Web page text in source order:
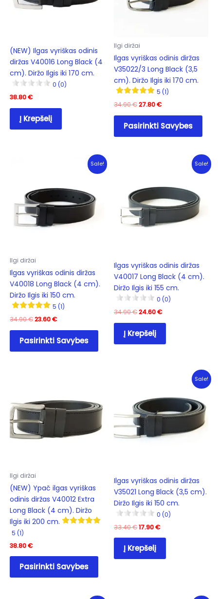
(NEW) Ilgas vyriškas odinis
diržas V40016 Long Black (4
cm). Diržo Ilgis iki 170 cm.
0 (0)
38.80€
Į Krepšelį
Ilgi diržai
Ilgas vyriškas odinis diržas
V35022/3 Long Black (3,5
cm). Diržo Ilgis iki 170 cm.
5 (1)
34.90€Original
34.90 €.
27.80€Current
27.80 €.
Pasirinkti Savybes
This
has
The
Sale!
Ilgi diržai
Ilgas vyriškas odinis diržas
V40018 Long Black (4 cm).
Diržo Ilgis iki 150 cm.
5 (1)
34.90€Original
34.90 €.
23.60€Current
23.60 €.
Pasirinkti Savybes
This
product
has
may
chosen
page
Sale!
Ilgas vyriškas odinis diržas
V40017 Long Black (4 cm).
Diržo Ilgis iki 155 cm.
0 (0)
34.90€Original
34.90 €.
24.60€Current
Į Krepšelį
Ilgi diržai
(NEW) Ypač ilgas vyriškas
odinis diržas V40012 Extra
Long Black (4 cm). Diržo
Ilgis iki 200 cm.
5 (1)
38.80€
Pasirinkti Savybes
This
has
Sale!
Ilgas vyriškas odinis diržas
V35021 Long Black (3,5 cm).
Diržo Ilgis iki 150 cm.
0 (0)
33.40€Original
33.40 €.
17.90€Current
Į Krepšelį